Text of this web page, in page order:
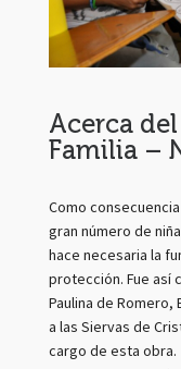
Acerca
Familia –
Como
gran número de
hace necesaria la
protección. Fue así
Paulina de Romero,
a las Siervas de
cargo de esta obra.